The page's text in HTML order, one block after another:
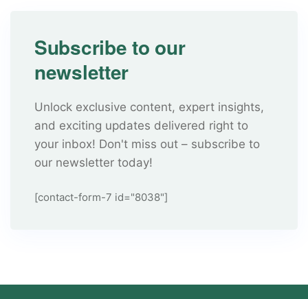
Subscribe to our
newsletter
Unlock exclusive content, expert insights,
and exciting updates delivered right to
your inbox! Don't miss out – subscribe to
our newsletter today!
[contact-form-7 id="8038"]